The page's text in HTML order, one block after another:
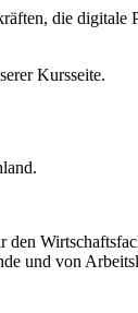
die
Kursseite.
den
und von